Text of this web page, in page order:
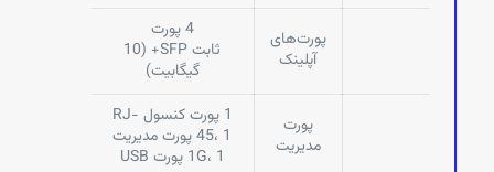
پورت‌های
آپلینک
4 پورت
ثابت SFP+ (10
گیگابیت)
پورت
مدیریت
1 پورت کنسول RJ-
45، 1 پورت مدیریت
1G، 1 پورت USB